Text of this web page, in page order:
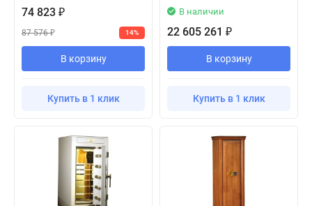
74 823 ₽
87 576₽ 14%
В корзину
Купить в 1 клик
В наличии
22 605 261 ₽
В корзину
Купить в 1 клик